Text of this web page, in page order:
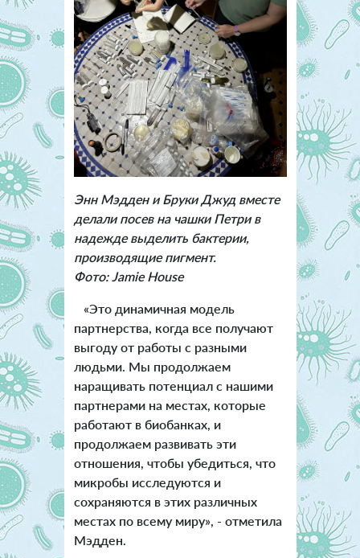
Энн Мэдден и Бруки Джуд вместе
делали посев на чашки Петри в
надежде выделить бактерии,
производящие пигмент.
Фото: Jamie House
«Это динамичная модель
партнерства, когда все получают
выгоду от работы с разными
людьми. Мы продолжаем
наращивать потенциал с нашими
партнерами на местах, которые
работают в биобанках, и
продолжаем развивать эти
отношения, чтобы убедиться, что
микробы исследуются и
сохраняются в этих различных
местах по всему миру», - отметила
Мэдден.